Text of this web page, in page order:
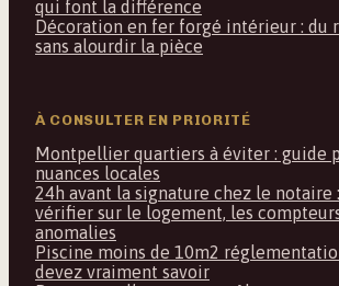
qui font la différence
Décoration en fer forgé intérieur : du
sans alourdir la pièce
À CONSULTER EN PRIORITÉ
Montpellier quartiers à éviter : guide
nuances locales
24h avant la signature chez le notaire
vérifier sur le logement, les
anomalies
Piscine moins de 10m2
devez vraiment savoir